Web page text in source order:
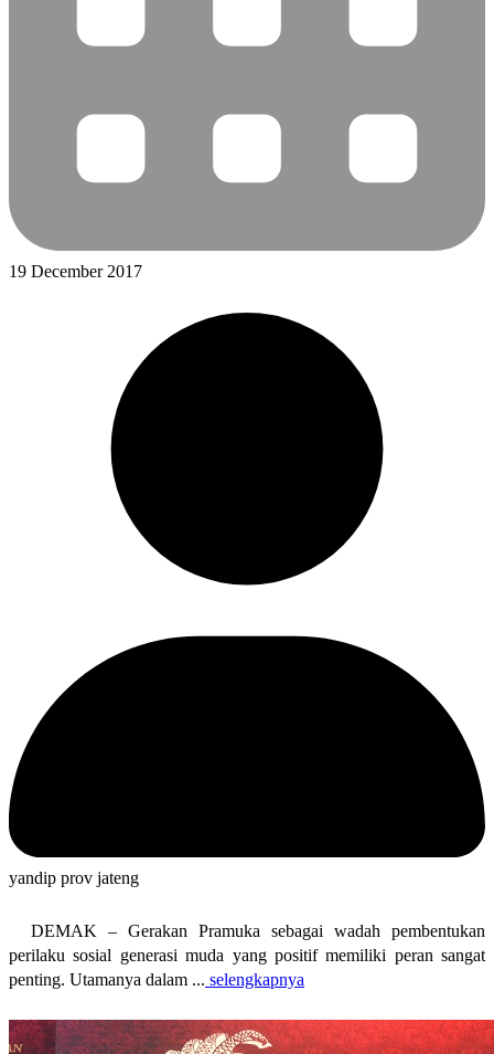
19 December 2017
yandip prov jateng
DEMAK – Gerakan Pramuka sebagai wadah pembentukan
perilaku sosial generasi muda yang positif memiliki peran sangat
penting. Utamanya dalam ... selengkapnya